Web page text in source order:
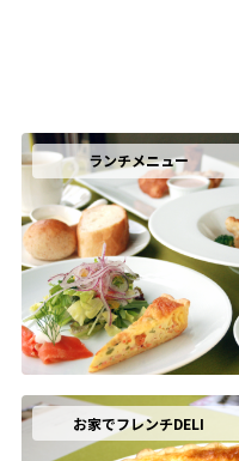
ランチメニュー
お家でフレンチDELI